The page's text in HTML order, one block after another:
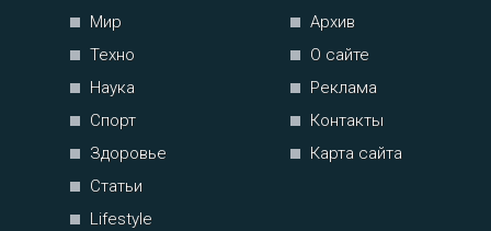
Мир
Техно
Наука
Спорт
Здоровье
Статьи
Lifestyle
Архив
О сайте
Реклама
Контакты
Карта сайта